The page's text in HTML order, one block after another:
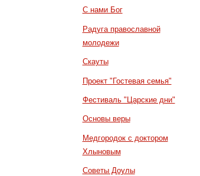
С нами Бог
Радуга православной
молодежи
Скауты
Проект "Гостевая семья"
Фестиваль "Царские дни"
Основы веры
Медгородок с доктором
Хлыновым
Советы Доулы